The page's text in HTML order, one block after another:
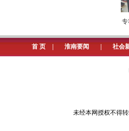
专
首 页 淮南要闻 社会
未经本网授权不得